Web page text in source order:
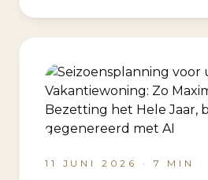
11 JUNI 2026 · 7 MIN